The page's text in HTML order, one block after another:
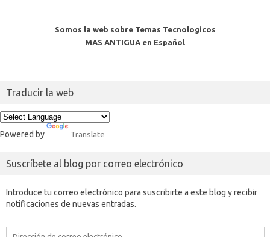
Somos la web sobre Temas Tecnologicos
MAS ANTIGUA en Español
Traducir la web
Powered by Translate
Suscríbete al blog por correo electrónico
Introduce tu correo electrónico para suscribirte a este blog y recibir
notificaciones de nuevas entradas.
Dirección